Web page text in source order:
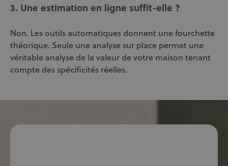
3. Une estimation en ligne suffit-elle ?
Non. Les outils automatiques donnent une fourchette
théorique. Seule une analyse sur place permet une
véritable analyse de la valeur de votre maison tenant
compte des spécificités réelles.